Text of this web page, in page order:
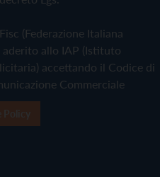
(Federazione Italiana
allo IAP (Istituto
accettando il Codice di
Commerciale